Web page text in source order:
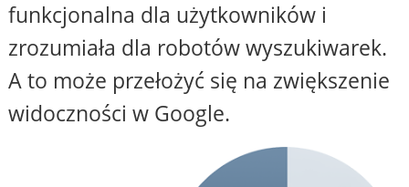
funkcjonalna dla użytkowników i
zrozumiała dla robotów wyszukiwarek.
A to może przełożyć się na zwiększenie
widoczności w Google.